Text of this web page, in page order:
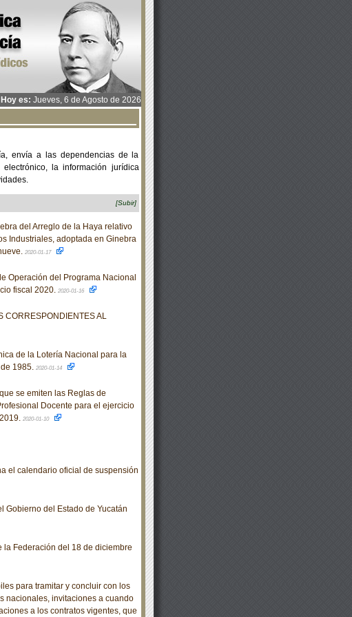
Hoy es: Jueves, 6 de Agosto de 2026
envía a las dependencias de la
la información jurídica
[Subir]
del Arreglo de la Haya relativo
Industriales, adoptada en Ginebra
2020-01-17
Operación del Programa Nacional
fiscal 2020. 2020-01-16
CORRESPONDIENTES AL
de la Lotería Nacional para la
1985. 2020-01-14
se emiten las Reglas de
Docente para el ejercicio
2020-01-10
el calendario oficial de suspensión
Gobierno del Estado de Yucatán
la Federación del 18 de diciembre
para tramitar y concluir con los
nacionales, invitaciones a cuando
a los contratos vigentes, que